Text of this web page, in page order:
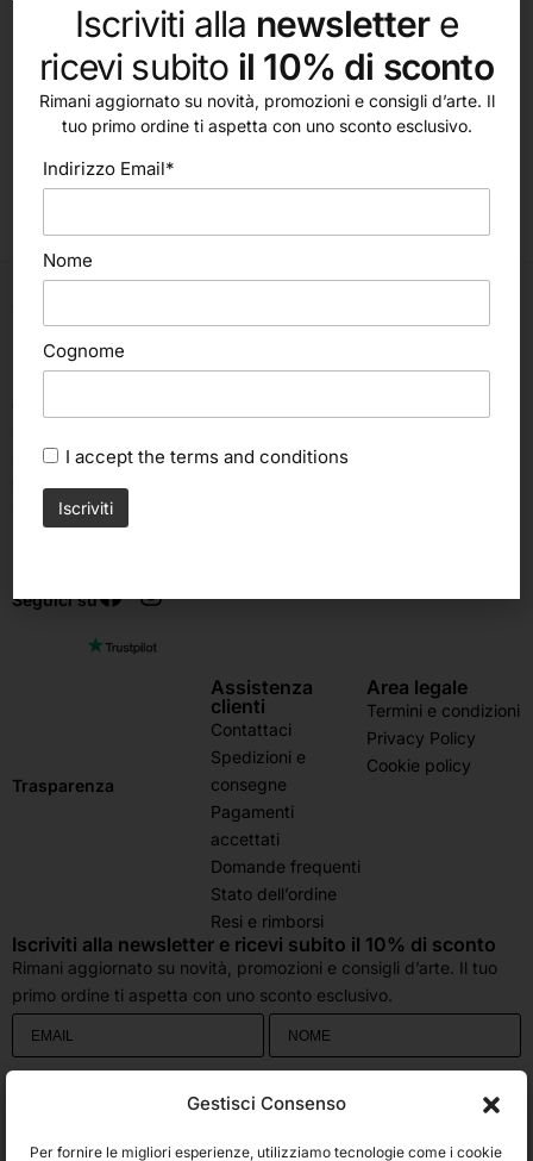
Gestisci Consenso
Per fornire le migliori esperienze, utilizziamo tecnologie come i cookie
Scegli
Da Vinci
Pennello Serie 1505 (Da Vinci)
10,00€
47522, Cesena (FC)
Italia
8.30 – 12.30 | 15.00 – 19.00
Giovedì:8.30 – 12.30
Sabato & Domenica chiuso
Seguici su
Trasparenza
Assistenza
clienti
Contattaci
Spedizioni e
consegne
Pagamenti
accettati
Domande frequenti
Stato dell’ordine
Resi e rimborsi
Area legale
Termini e condizioni
Privacy Policy
Cookie policy
Iscriviti alla newsletter e ricevi subito il 10% di sconto
Rimani aggiornato su novità, promozioni e consigli d’arte. Il tuo
primo ordine ti aspetta con uno sconto esclusivo.
accetti che i dati personali da te forniti vengano trasferiti a Brevo per il
Iscriviti alla newslettere
ricevi subito il 10% di sconto
Rimani aggiornato su novità, promozioni e consigli d’arte. Il
tuo primo ordine ti aspetta con uno sconto esclusivo.
Indirizzo Email*
Nome
Cognome
I accept the terms and conditions